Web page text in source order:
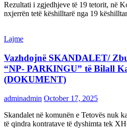
Rezultati i zgjedhjeve të 19 tetorit, në
nxjerrën tetë këshilltarë nga 19
Lajme
Vazhdojnë SKANDALET/
“NP- PARKINGU” të Bilall
(DOKUMENT)
adminadmin October 17, 2025
Skandalet në komunën e Tetovës nuk
të qindra kontratave të dyshimta tek